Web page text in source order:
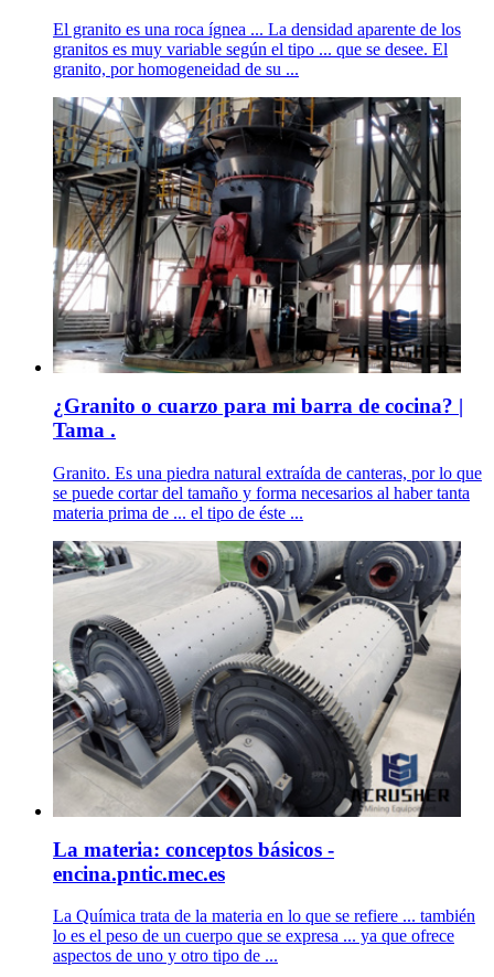
El granito es una roca ígnea ... La densidad aparente de los
granitos es muy variable según el tipo ... que se desee. El
granito, por homogeneidad de su ...
¿Granito o cuarzo para mi barra de cocina? |
Tama .
Granito. Es una piedra natural extraída de canteras, por lo que
se puede cortar del tamaño y forma necesarios al haber tanta
materia prima de ... el tipo de éste ...
La materia: conceptos básicos -
encina.pntic.mec.es
La Química trata de la materia en lo que se refiere ... también
lo es el peso de un cuerpo que se expresa ... ya que ofrece
aspectos de uno y otro tipo de ...